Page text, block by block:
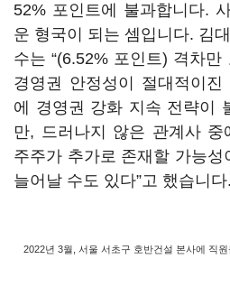
52% 포인트에 불과합니다.
운 형국이 되는 셈입니다. 김
수는 “(6.52% 포인트) 격차만
경영권 안정성이 절대적이
에 경영권 강화 지속 전략이
만, 드러나지 않은 관계사
주주가 추가로 존재할 가능성
늘어날 수도 있다”고 했습니다.
2022년 3월, 서울 서초구 호반건설 본사에 직